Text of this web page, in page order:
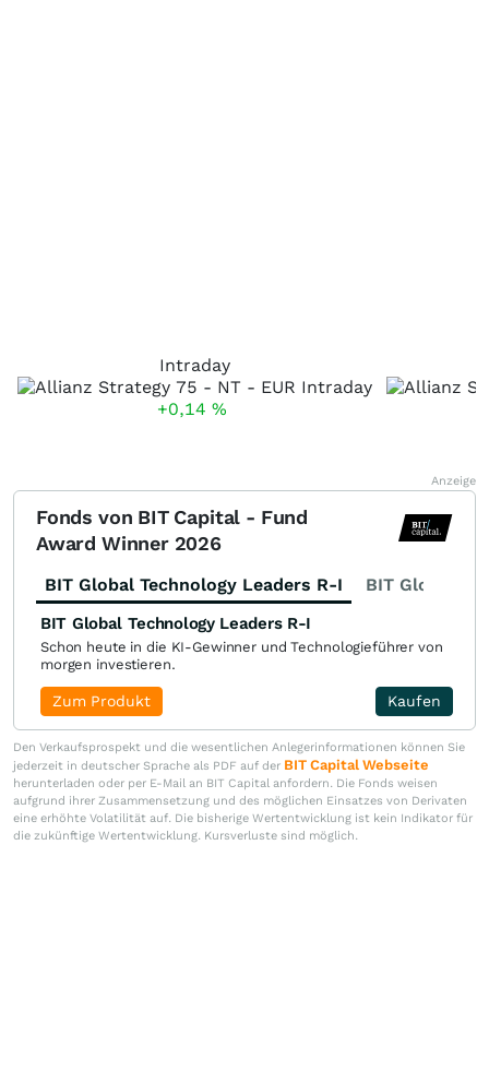
Intraday
+0,14 %
Anzeige
Fonds von BIT Capital - Fund
Award Winner 2026
BIT Global Technology Leaders R-I BIT Global
BIT Global Technology Leaders R-I
Schon heute in die KI-Gewinner und Technologieführer von
morgen investieren.
Kaufen
Zum Produkt
Den Verkaufsprospekt und die wesentlichen Anlegerinformationen können Sie
jederzeit in deutscher Sprache als PDF auf der BIT Capital Webseite
herunterladen oder per E-Mail an BIT Capital anfordern. Die Fonds weisen
aufgrund ihrer Zusammensetzung und des möglichen Einsatzes von Derivaten
eine erhöhte Volatilität auf. Die bisherige Wertentwicklung ist kein Indikator für
die zukünftige Wertentwicklung. Kursverluste sind möglich.